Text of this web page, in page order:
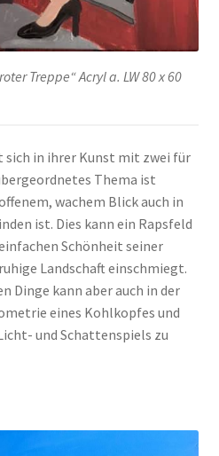
Treppe“ Acryl a. LW 80 x 60
sich in ihrer Kunst mit zwei für
Thema ist
wachem Blick auch in
ist. Dies kann ein Rapsfeld
Schönheit seiner
Landschaft einschmiegt.
Dinge kann aber auch in der
eines Kohlkopfes und
und Schattenspiels zu